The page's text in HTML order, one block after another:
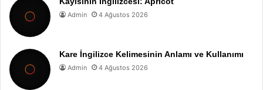
Admin 4 Ağustos 2026
Kare İngilizce Kelimesinin Anlamı ve Kullanımı
Admin 4 Ağustos 2026